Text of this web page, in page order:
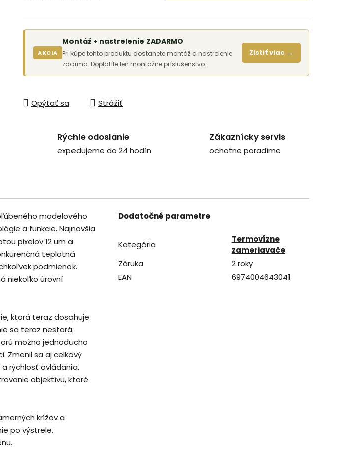
AKCIA
Montáž + nastrelenie ZADARMO
Pri kúpe tohto produktu dostanete montáž a nastrelenie
zdarma. Doplatíte len montážne príslušenstvo.
Zistiť viac →
Opýtať sa Strážiť
Rýchle odoslanie
expedujeme do 24 hodín
Zákaznícky servis
ochotne poradíme
modelového
a funkcie. Najnovšia
pixelov 12 um a
teplotná
podmienok.
niekoľko úrovní
ktorá teraz dosahuje
sa teraz nestará
možno jednoducho
Zmenil sa aj celkový
rýchlosť ovládania.
objektívu, ktoré
krížov a
po výstrele,
Dodatočné parametre
Kategória
Termovízne
zameriavače
Záruka
2 roky
EAN
6974004643041